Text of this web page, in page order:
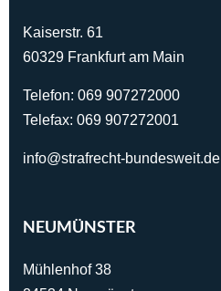
Kaiserstr. 61
60329 Frankfurt am Main
Telefon: 069 907272000
Telefax: 069 907272001
info@strafrecht-bundesweit.de
NEUMÜNSTER
Mühlenhof 38